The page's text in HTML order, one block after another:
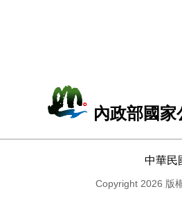
內政部國
中華民
Copyright 2026 版